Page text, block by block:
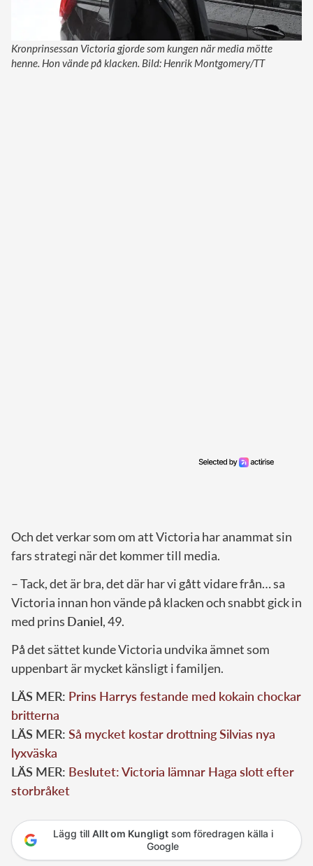
Kronprinsessan Victoria gjorde som kungen när media mötte
henne. Hon vände på klacken. Bild: Henrik Montgomery/TT
Och det verkar som om att Victoria har anammat sin
fars strategi när det kommer till media.
– Tack, det är bra, det där har vi gått vidare från… sa
Victoria innan hon vände på klacken och snabbt gick in
med prins Daniel, 49.
På det sättet kunde Victoria undvika ämnet som
uppenbart är mycket känsligt i familjen.
LÄS MER: Prins Harrys festande med kokain chockar
britterna
LÄS MER: Så mycket kostar drottning Silvias nya
lyxväska
LÄS MER: Beslutet: Victoria lämnar Haga slott efter
storbråket
Lägg till Allt om Kungligtsom föredragen källa i
Google